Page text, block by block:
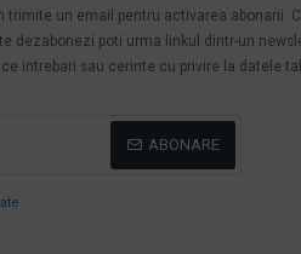
un email pentru activarea
dezabonezi poti urma linkul dintr-un
intrebari sau cerinte cu privire la datele
ABONARE